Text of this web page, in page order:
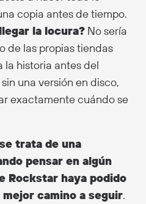
copia antes de tiempo.
la locura? No sería
de las propias tiendas
historia antes del
una versión en disco,
exactamente cuándo se
trata de una
pensar en algún
Rockstar haya podido
camino a seguir.